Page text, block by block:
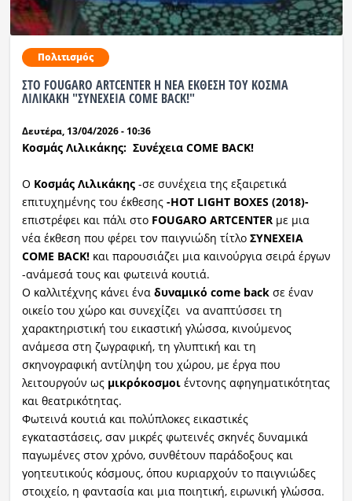
Πολιτισμός
ΣΤΟ FOUGARO ARTCENTER Η ΝΕΑ ΕΚΘΕΣΗ ΤΟΥ ΚΟΣΜΑ
ΛΙΛΙΚΑΚΗ "ΣΥΝΕΧΕΙΑ COME BACK!"
Δευτέρα, 13/04/2026 - 10:36
Κοσμάς Λιλικάκης: Συνέχεια COME BACK!
Ο Κοσμάς Λιλικάκης-σε συνέχεια της εξαιρετικά
επιτυχημένης του έκθεσης -ΗΟΤ LIGHT BOXES (2018)-
επιστρέφει και πάλι στο FOUGARO ARTCENTERμε μια
νέα έκθεση που φέρει τον παιγνιώδη τίτλο ΣΥΝΕΧΕΙΑ
COME BACK!και παρουσιάζει μια καινούργια σειρά έργων
-ανάμεσά τους και φωτεινά κουτιά.
Ο καλλιτέχνης κάνει ένα δυναμικό come backσε έναν
οικείο του χώρο και συνεχίζει να αναπτύσσει τη
χαρακτηριστική του εικαστική γλώσσα, κινούμενος
ανάμεσα στη ζωγραφική, τη γλυπτική και τη
σκηνογραφική αντίληψη του χώρου, με έργα που
λειτουργούν ως μικρόκοσμοι έντονης αφηγηματικότητας
και θεατρικότητας.
Φωτεινά κουτιά και πολύπλοκες εικαστικές
εγκαταστάσεις, σαν μικρές φωτεινές σκηνές δυναμικά
παγωμένες στον χρόνο, συνθέτουν παράδοξους και
γοητευτικούς κόσμους, όπου κυριαρχούν το παιγνιώδες
στοιχείο, η φαντασία και μια ποιητική, ειρωνική γλώσσα.